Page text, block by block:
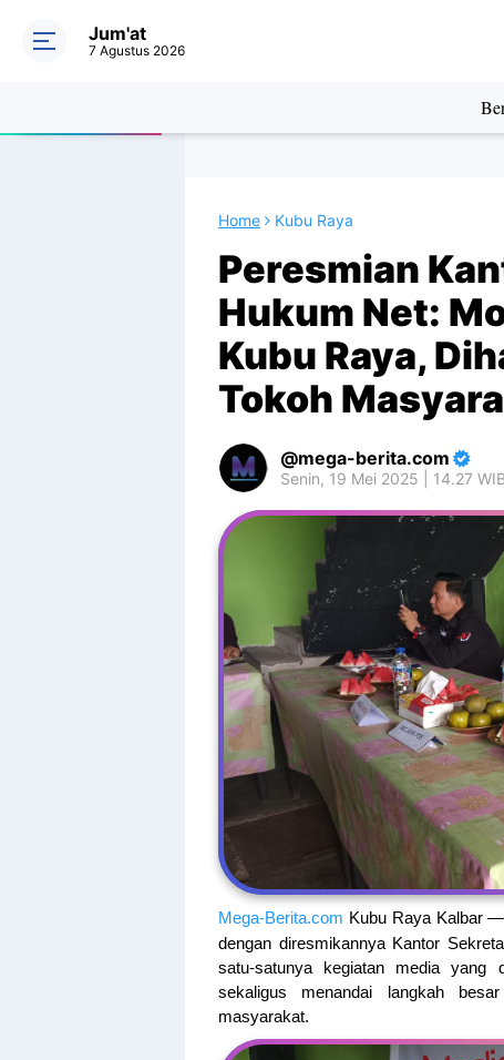
Jum'at
7 Agustus 2026
Home Kubu Raya
Peresmian
Hukum Net:
Kubu Raya,
Tokoh
mega-berita.com
Senin, 19 Mei 2025 | 14.27
Mega-Berita.com Kubu Raya Kalbar
dengan diresmikannya Kantor
satu-satunya kegiatan media yang
sekaligus menandai langkah
masyarakat.